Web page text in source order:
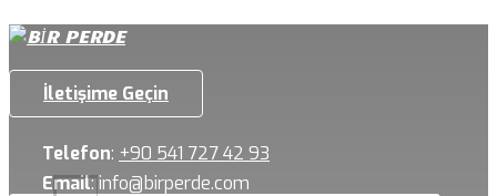
İletişime Geçin
Telefon: +90 541 727 42 93
Email:info@birperde.com